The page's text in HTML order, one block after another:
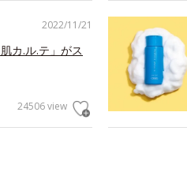
2022/11/21
カ.ル.テ」がス
24506 view